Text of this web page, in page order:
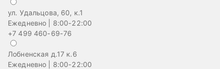
ул. Удальцова, 60, к.1
Ежедневно | 8:00-22:00
+7 499 460-69-76
Лобненская д.17 к.6
Ежедневно | 8:00-22:00